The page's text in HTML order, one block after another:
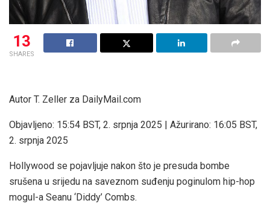
13
SHARES
Autor T. Zeller za DailyMail.com
Objavljeno: 15:54 BST, 2. srpnja 2025 | Ažurirano: 16:05 BST,
2. srpnja 2025
Hollywood se pojavljuje nakon što je presuda bombe
srušena u srijedu na saveznom suđenju poginulom hip-hop
mogul-a Seanu ‘Diddy’ Combs.